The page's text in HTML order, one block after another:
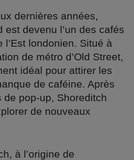
dernières années,
est devenu l’un des cafés
l’Est londonien. Situé à
de métro d’Old Street,
idéal pour attirer les
de caféine. Après
de pop-up, Shoreditch
de nouveaux
à l’origine de